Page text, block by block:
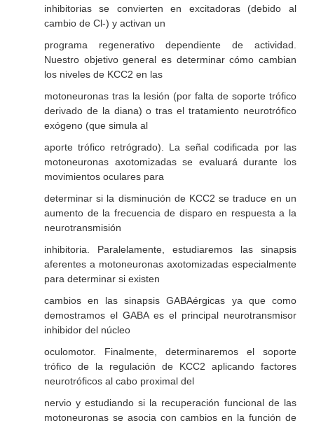
inhibitorias se convierten en excitadoras (debido al
cambio de Cl-) y activan un
programa regenerativo dependiente de actividad.
Nuestro objetivo general es determinar cómo cambian
los niveles de KCC2 en las
motoneuronas tras la lesión (por falta de soporte trófico
derivado de la diana) o tras el tratamiento neurotrófico
exógeno (que simula al
aporte trófico retrógrado). La señal codificada por las
motoneuronas axotomizadas se evaluará durante los
movimientos oculares para
determinar si la disminución de KCC2 se traduce en un
aumento de la frecuencia de disparo en respuesta a la
neurotransmisión
inhibitoria. Paralelamente, estudiaremos las sinapsis
aferentes a motoneuronas axotomizadas especialmente
para determinar si existen
cambios en las sinapsis GABAérgicas ya que como
demostramos el GABA es el principal neurotransmisor
inhibidor del núcleo
oculomotor. Finalmente, determinaremos el soporte
trófico de la regulación de KCC2 aplicando factores
neurotróficos al cabo proximal del
nervio y estudiando si la recuperación funcional de las
motoneuronas se asocia con cambios en la función de